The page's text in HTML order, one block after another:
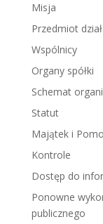
Misja
Przedmiot
Wspólnicy
Organy spółki
Schemat
Statut
Majątek i
Kontrole
Dostęp do
Ponowne
publicznego